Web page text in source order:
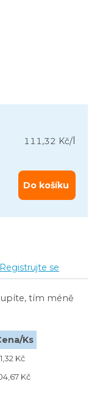
111,32 Kč/
Do košíku
Registrujte se
tím méně
Ks
Kč
Kč